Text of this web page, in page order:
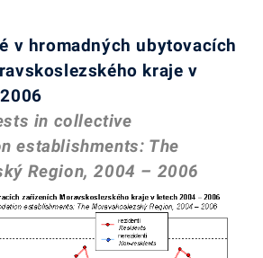
v hromadných ubytovacích
kraje v
in collective
establishments: The
Region, 2004 – 2006